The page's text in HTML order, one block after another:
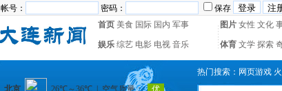
帐号： 密码： 保存
首页 美食 国际 国内 军事 图片 女性 文化
娱乐 综艺 电影 电视 音乐 体育 文学 探索
热门搜索： 网页游戏